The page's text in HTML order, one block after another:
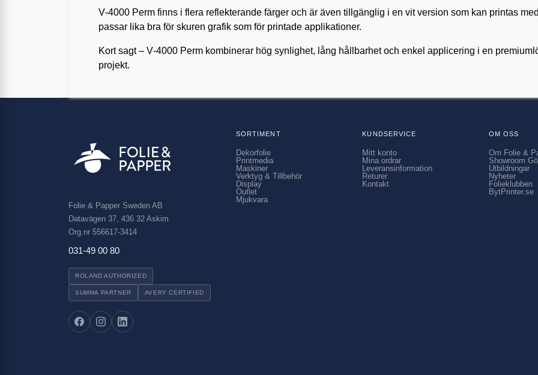
V‑4000 Perm finns i flera reflekterande färger och är även tillgänglig i en vit version som kan printas
passar lika bra för skuren grafik som för printade applikationer.
Kort sagt – V‑4000 Perm kombinerar hög synlighet, lång hållbarhet och enkel applicering i en
projekt.
Folie & Papper Sweden AB
Datavägen 37, 436 32 Askim
Org.nr 556617-3414
031-49 00 80
ROLAND AUTHORIZED
SUMMA PARTNER AVERY CERTIFIED
SORTIMENT
Dekorfolie
Printmedia
Maskiner
Verktyg & Tillbehör
Display
Outlet
Mjukvara
KUNDSERVICE
Mitt konto
Mina ordrar
Leveransinformation
Returer
Kontakt
OM OSS
Om Folie &
Showroom
Utbildningar
Nyheter
Folieklubben
BytPrinter.se